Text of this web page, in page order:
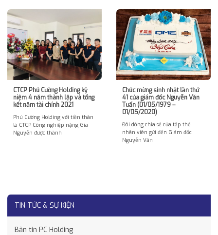
TIN TỨC & SỰ KIỆN
Bản tin PC Holding
CTCP Phú Cường Holding kỷ
niệm 4 năm thành lập và tổng
kết năm tài chính 2021
Phú Cường Holding với tiền thân
là CTCP Công nghiệp nặng Gia
Nguyễn được thành
Chúc mừng sinh nhật lần thứ
41 của giám đốc Nguyễn Văn
Tuấn (01/05/1979 –
01/05/2020)
Đôi dòng chia sẻ của tập thể
nhân viên gửi đến Giám đốc
Nguyễn Văn